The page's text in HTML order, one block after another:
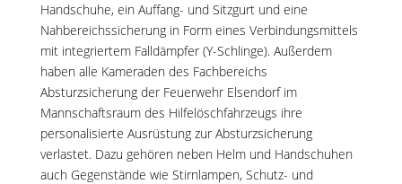
Handschuhe, ein Auffang- und Sitzgurt und eine
Nahbereichssicherung in Form eines Verbindungsmittels
mit integriertem Falldämpfer (Y-Schlinge). Außerdem
haben alle Kameraden des Fachbereichs
Absturzsicherung der Feuerwehr Elsendorf im
Mannschaftsraum des Hilfelöschfahrzeugs ihre
personalisierte Ausrüstung zur Absturzsicherung
verlastet. Dazu gehören neben Helm und Handschuhen
auch Gegenstände wie Stirnlampen, Schutz- und